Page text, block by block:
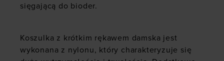
sięgającą do bioder.
Koszulka z krótkim rękawem damska jest
wykonana z nylonu, który charakteryzuje się